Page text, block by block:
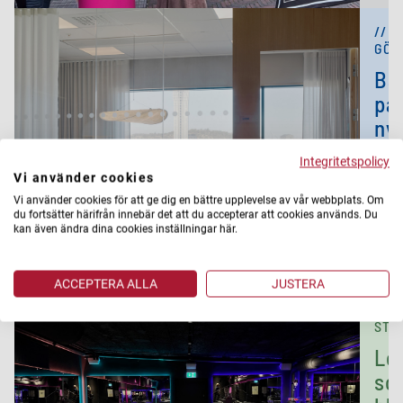
//
på
–
i
Integritetspolicy
Vi använder cookies
Vi använder cookies för att ge dig en bättre upplevelse av vår webbplats. Om
du fortsätter härifrån innebär det att du accepterar att cookies används. Du
kan även ändra dina cookies inställningar här.
ACCEPTERA ALLA JUSTERA